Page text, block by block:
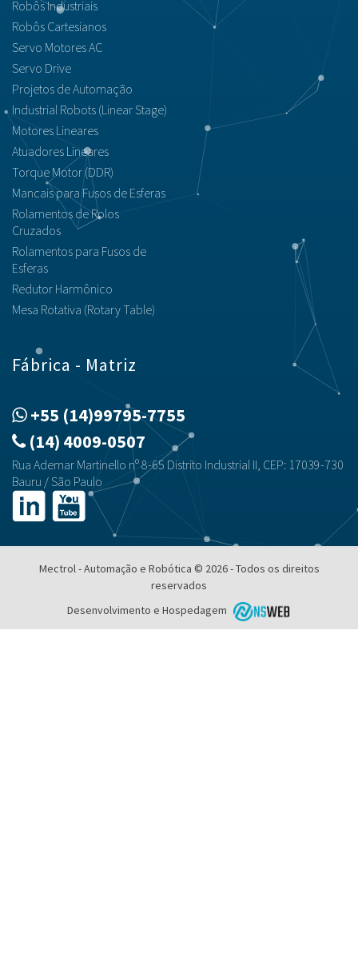
Robôs Industriais
Robôs Cartesianos
Servo Motores AC
Servo Drive
Projetos de Automação
Industrial Robots (Linear Stage)
Motores Lineares
Atuadores Lineares
Torque Motor (DDR)
Mancais para Fusos de Esferas
Rolamentos de Rolos
Cruzados
Rolamentos para Fusos de
Esferas
Redutor Harmônico
Mesa Rotativa (Rotary Table)
Fábrica - Matriz
+55 (14)99795-7755
(14) 4009-0507
Rua Ademar Martinello nº 8-65 Distrito Industrial II, CEP: 17039-730
Bauru / São Paulo
Mectrol - Automação e Robótica © 2026 - Todos os direitos
reservados
Desenvolvimento e Hospedagem